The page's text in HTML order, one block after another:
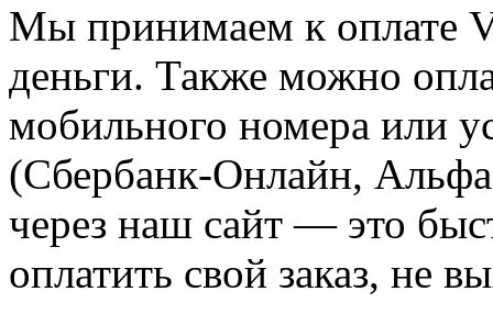
Мы принимаем к оплате
деньги. Также можно
мобильного номера или
(Сбербанк-Онлайн,
через наш сайт — это
оплатить свой заказ, не